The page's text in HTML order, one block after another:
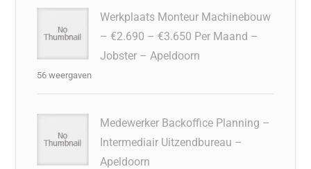
Werkplaats Monteur Machinebouw
– €2.690 – €3.650 Per Maand –
Jobster – Apeldoorn
56 weergaven
Medewerker Backoffice Planning –
Intermediair Uitzendbureau –
Apeldoorn